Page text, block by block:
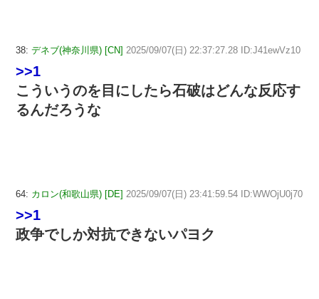
38: デネブ(神奈川県) [CN] 2025/09/07(日) 22:37:27.28 ID:J41ewVz10
>>1
こういうのを目にしたら石破はどんな反応す
るんだろうな
64: カロン(和歌山県) [DE] 2025/09/07(日) 23:41:59.54 ID:WWOjU0j70
>>1
政争でしか対抗できないパヨク